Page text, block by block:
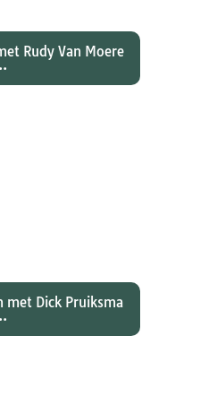
Rudy Van Moere
met Dick Pruiksma